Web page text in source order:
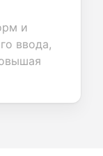
и
ввода,